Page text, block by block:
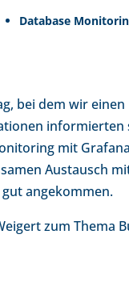
Database
bei dem wir
mit
Austausch
angekommen.
zum Thema